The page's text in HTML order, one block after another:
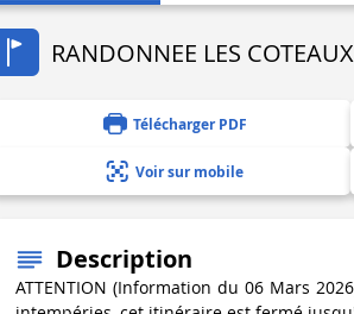
RANDONNEE LES
Télécharger PDF
Voir sur mobile
Description
ATTENTION (Information du 06 Mars